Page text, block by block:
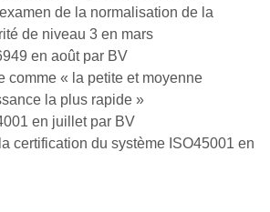
de la normalisation de la
de niveau 3 en mars
en août par BV
comme « la petite et moyenne
la plus rapide »
en juillet par BV
certification du système ISO45001 en